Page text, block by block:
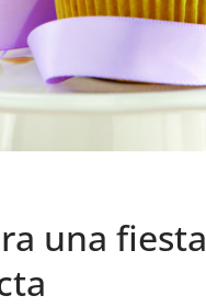
una fiesta